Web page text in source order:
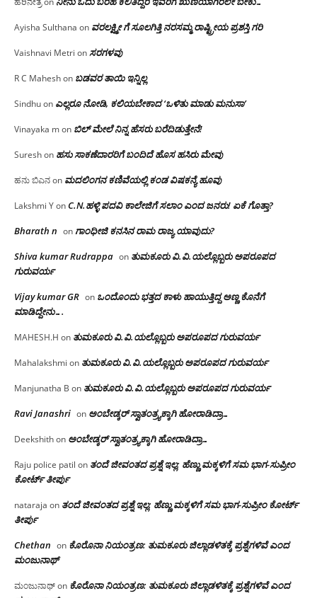
Ayisha Sulthana on ವರಲಕ್ಷ್ಮೀ ಗೆ ಸೂಲಗಿತ್ತಿ ನರಸಮ್ಮ‌ ರಾಷ್ಟ್ರೀಯ ಪ್ರಶಸ್ತಿ ಗರಿ
Vaishnavi Metri onಸರಗಳವು
R C Maheshon ಬಡವರ ತಾಯಿ ಇನ್ನಿಲ್ಲ
Sindhuon ಎಲ್ಲರೂ ನೋಡಿ, ಕಲಿಯಬೇಕಾದ ‘ಒಳಿತು ಮಾಡು ಮನುಸಾ’
Vinayaka mon ಬಿಲ್ ಮೇಲೆ ನಿನ್ನ ಹೆಸರು ಬರೆದಿಡುತ್ತೇನೆ!
Sureshon ಹಸು ಸಾಕಣೆದಾರರಿಗೆ ಬಂದಿದೆ ಹೊಸ ಹಸಿರು ಮೇವು
ಹನು ಬಿಎನon ಮದಲಿಂಗನ ಕಣಿವೆಯಲ್ಲಿ ಕಂಡ ವಿಷಕನ್ಯೆ ಹೂವು
Lakshmi YonC.N.ಹಳ್ಳಿ ಪದವಿ ಕಾಲೇಜಿಗೆ ಸಲಾಂ‌ ಎಂದ ಜನರು! ಏಕೆ ಗೊತ್ತಾ?
Bharath n onಗಾಂಧೀಜಿ ಕನಸಿನ ರಾಮ ರಾಜ್ಯ ಯಾವುದು?
Shiva kumar Rudrappa on ತುಮಕೂರು‌ ವಿ.ವಿ.ಯಲ್ಲೊಬ್ಬರು ಅಪರೂಪದ
ಗುರುವರ್ಯ
Vijay kumar GR on ಒಂದೊಂದು ಭತ್ತದ ಕಾಳು ಹಾಯುತ್ತಿದ್ದ ಅಣ್ಣ ಕೊನೆಗೆ
ಮಾಡಿದ್ದೇನು….
MAHESH.H on ತುಮಕೂರು‌ ವಿ.ವಿ.ಯಲ್ಲೊಬ್ಬರು ಅಪರೂಪದ ಗುರುವರ್ಯ
Mahalakshmi on ತುಮಕೂರು‌ ವಿ.ವಿ.ಯಲ್ಲೊಬ್ಬರು ಅಪರೂಪದ ಗುರುವರ್ಯ
Manjunatha B on ತುಮಕೂರು‌ ವಿ.ವಿ.ಯಲ್ಲೊಬ್ಬರು ಅಪರೂಪದ ಗುರುವರ್ಯ
Ravi Janashri on ಅಂಬೇಡ್ಕರ್ ಸ್ವಾತಂತ್ರ್ಯಕ್ಕಾಗಿ ಹೋರಾಡಿದ್ರಾ…
Deekshithon ಅಂಬೇಡ್ಕರ್ ಸ್ವಾತಂತ್ರ್ಯಕ್ಕಾಗಿ ಹೋರಾಡಿದ್ರಾ…
Raju police patil on ತಂದೆ ಜೀವಂತದ ಪ್ರಶ್ನೆ ಇಲ್ಲ: ಹೆಣ್ಣು ಮಕ್ಕಳಿಗೆ ಸಮ ಭಾಗ-ಸುಪ್ರೀಂ
ಕೋರ್ಟ್ ತೀರ್ಪು
nataraja on ತಂದೆ ಜೀವಂತದ ಪ್ರಶ್ನೆ ಇಲ್ಲ: ಹೆಣ್ಣು ಮಕ್ಕಳಿಗೆ ಸಮ ಭಾಗ-ಸುಪ್ರೀಂ ಕೋರ್ಟ್
ತೀರ್ಪು
Chethan on ಕೊರೊನಾ ನಿಯಂತ್ರಣ: ತುಮಕೂರು ಜಿಲ್ಲಾಡಳಿತಕ್ಕೆ ಪ್ರಶ್ನೆಗಳಿವೆ ಎಂದ
ಮಂಜು‌ನಾಥ್
ಮಂಜುನಾಥ್on ಕೊರೊನಾ ನಿಯಂತ್ರಣ: ತುಮಕೂರು ಜಿಲ್ಲಾಡಳಿತಕ್ಕೆ ಪ್ರಶ್ನೆಗಳಿವೆ ಎಂದ